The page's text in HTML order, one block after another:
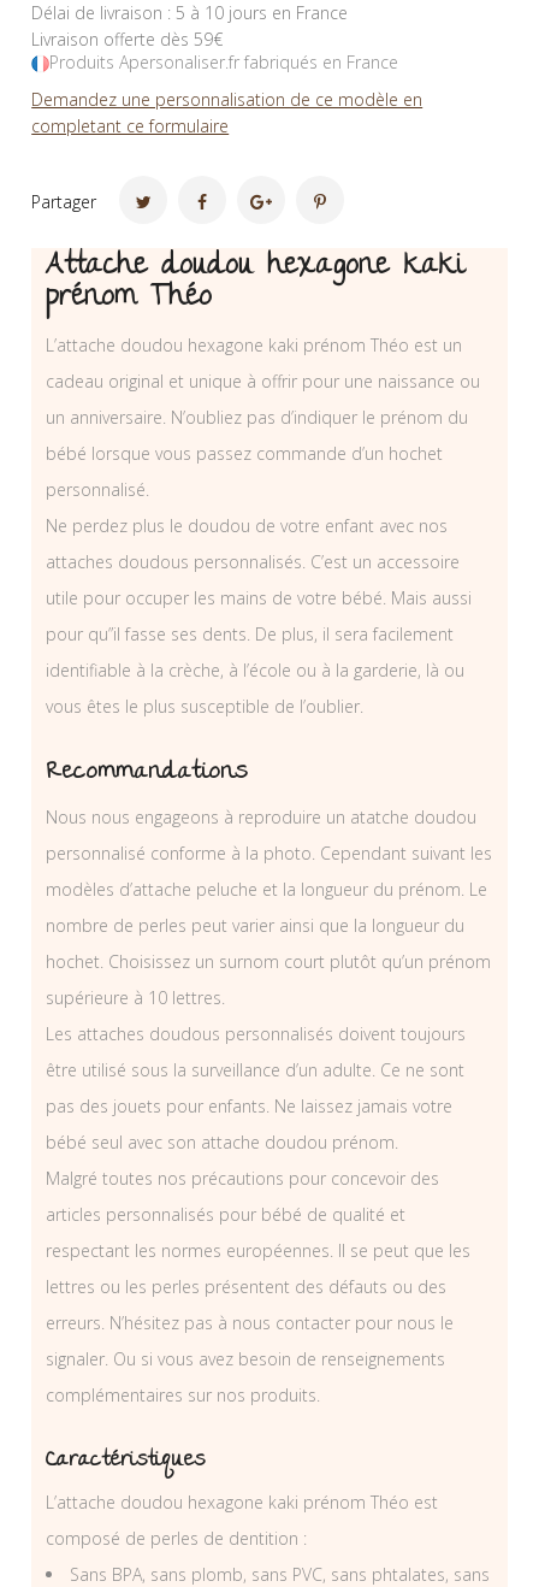
Délai de livraison : 5 à 10 jours en France
Livraison offerte dès 59€
Produits Apersonaliser.fr fabriqués en France
Demandez une personnalisation de ce modèle en
completant ce formulaire
Partager
Attache doudou hexagone kaki
prénom Théo
L’attache doudou hexagone kaki prénom Théo est un
cadeau original et unique à offrir pour une naissance ou
un anniversaire. N’oubliez pas d’indiquer le prénom du
bébé lorsque vous passez commande d’un hochet
personnalisé.
Ne perdez plus le doudou de votre enfant avec nos
attaches doudous personnalisés. C’est un accessoire
utile pour occuper les mains de votre bébé. Mais aussi
pour qu”il fasse ses dents. De plus, il sera facilement
identifiable à la crèche, à l’école ou à la garderie, là ou
vous êtes le plus susceptible de l’oublier.
Recommandations
Nous nous engageons à reproduire un atatche doudou
personnalisé conforme à la photo. Cependant suivant les
modèles d’attache peluche et la longueur du prénom. Le
nombre de perles peut varier ainsi que la longueur du
hochet. Choisissez un surnom court plutôt qu’un prénom
supérieure à 10 lettres.
Les attaches doudous personnalisés doivent toujours
être utilisé sous la surveillance d’un adulte. Ce ne sont
pas des jouets pour enfants. Ne laissez jamais votre
bébé seul avec son attache doudou prénom.
Malgré toutes nos précautions pour concevoir des
articles personnalisés pour bébé de qualité et
respectant les normes européennes. Il se peut que les
lettres ou les perles présentent des défauts ou des
erreurs. N’hésitez pas à nous contacter pour nous le
signaler. Ou si vous avez besoin de renseignements
complémentaires sur nos produits.
Caractéristiques
L’attache doudou hexagone kaki prénom Théo est
composé de perles de dentition :
Sans BPA, sans plomb, sans PVC, sans phtalates, sans